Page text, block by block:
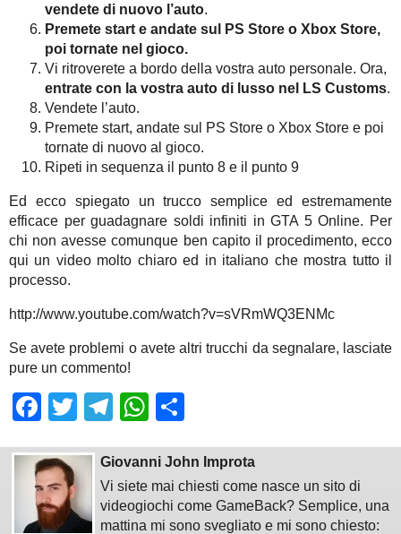
vendete di nuovo l’auto.
Premete start e andate sul PS Store o Xbox Store,
poi tornate nel gioco.
Vi ritroverete a bordo della vostra auto personale. Ora,
entrate con la vostra auto di lusso nel LS Customs.
Vendete l’auto.
Premete start, andate sul PS Store o Xbox Store e poi
tornate di nuovo al gioco.
Ripeti in sequenza il punto 8 e il punto 9
Ed ecco spiegato un trucco semplice ed estremamente
efficace per guadagnare soldi infiniti in GTA 5 Online. Per
chi non avesse comunque ben capito il procedimento, ecco
qui un video molto chiaro ed in italiano che mostra tutto il
processo.
http://www.youtube.com/watch?v=sVRmWQ3ENMc
Se avete problemi o avete altri trucchi da segnalare, lasciate
pure un commento!
Facebook
TwitterTelegram
WhatsApp
Giovanni John Improta
Vi siete mai chiesti come nasce un sito di
videogiochi come GameBack? Semplice, una
mattina mi sono svegliato e mi sono chiesto: